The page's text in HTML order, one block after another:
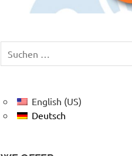
English (US)
Deutsch